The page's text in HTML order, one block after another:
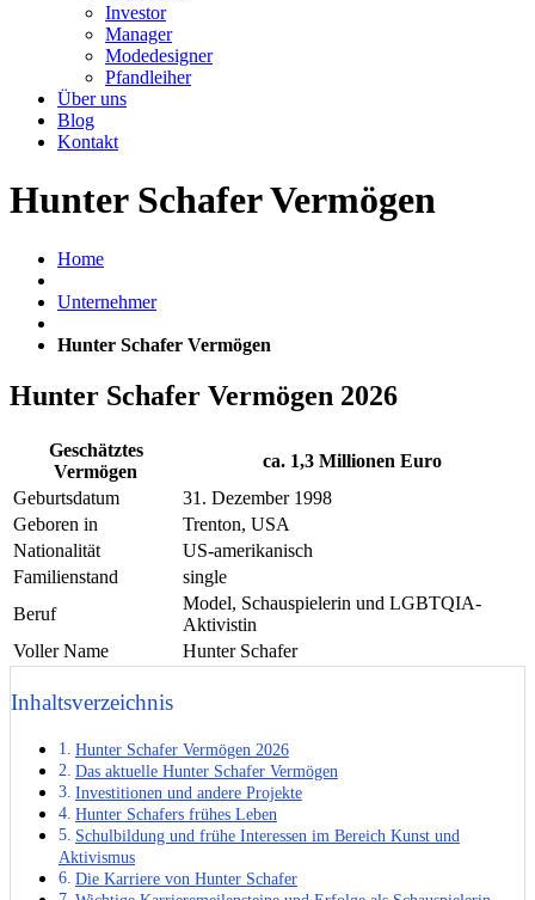
Investor
Manager
Modedesigner
Pfandleiher
Über uns
Blog
Kontakt
Hunter Schafer Vermögen
Home
Unternehmer
Hunter Schafer Vermögen
Hunter Schafer Vermögen 2026
Geschätztes
Vermögen
ca. 1,3 Millionen Euro
Geburtsdatum
31. Dezember 1998
Geboren in
Trenton, USA
Nationalität
US-amerikanisch
Familienstand
single
Beruf
Model, Schauspielerin und LGBTQIA-
Aktivistin
Voller Name
Hunter Schafer
Inhaltsverzeichnis
Hunter Schafer Vermögen 2026
Das aktuelle Hunter Schafer Vermögen
Investitionen und andere Projekte
Hunter Schafers frühes Leben
Schulbildung und frühe Interessen im Bereich Kunst und
Aktivismus
Die Karriere von Hunter Schafer